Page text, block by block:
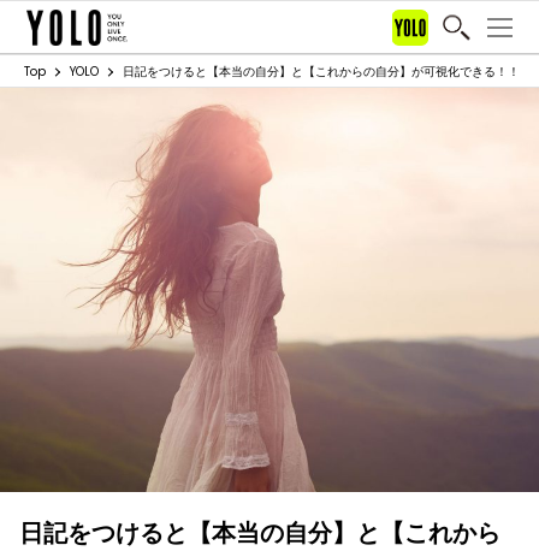
Top YOLO 日記をつけると【本当の自分】と【これからの自分】が可視化できる！！
日記をつけると【本当の自分】と【これから